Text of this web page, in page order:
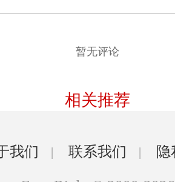
暂无评论
相关推荐
我们 | 联系我们 |